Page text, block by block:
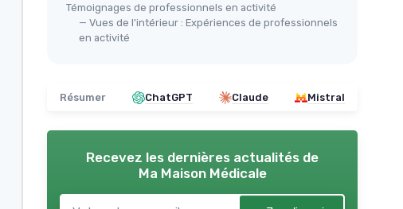
Témoignages de professionnels en activité
— Vues de l'intérieur : Expériences de professionnels
en activité
Résumer ChatGPT Claude Mistral
Recevez les dernières actualités de
Ma Maison Médicale